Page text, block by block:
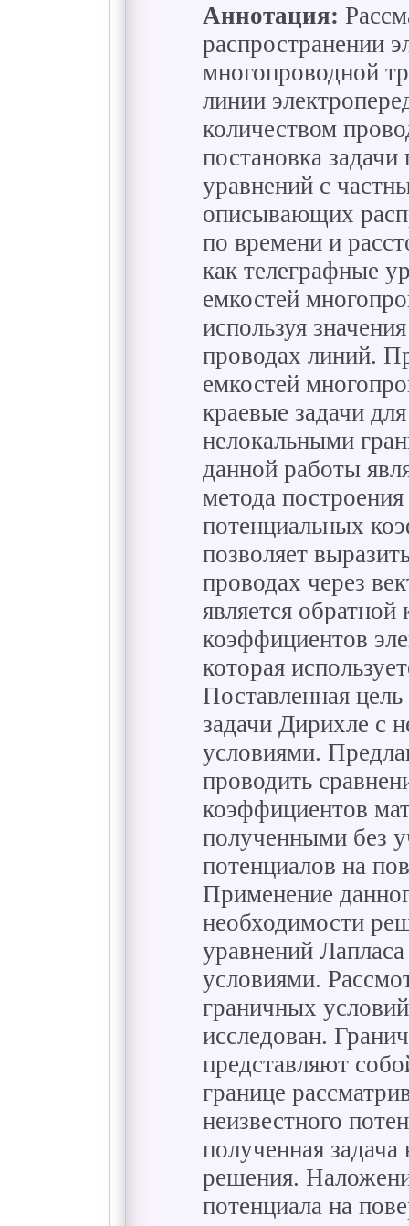
Аннотация:
распространении
многопроводной
линии
количеством
постановка задачи
уравнений с
описывающих
по времени и
как телеграфные
емкостей
используя
проводах линий.
емкостей
краевые задачи
нелокальными
данной работы
метода
потенциальных
позволяет
проводах через
является
коэффициентов
которая
Поставленная
задачи Дирихле с
условиями.
проводить
коэффициентов
полученными без
потенциалов на
Применение
необходимости
уравнений
условиями.
граничных
исследован.
представляют
границе
неизвестного
полученная
решения.
потенциала на